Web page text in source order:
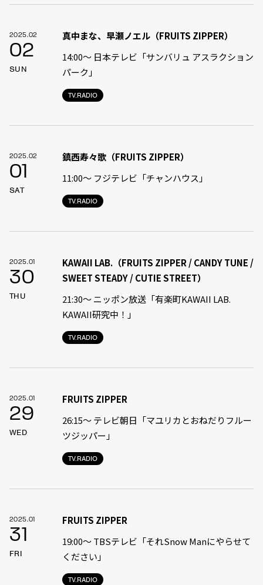
2025.02
02
SUN
TV.RADIO
真中まな、早瀬ノエル（FRUITS ZIPPER）
14:00〜 日本テレビ「サンバリュ アスラクション
パーク」
2025.02
01
SAT
TV.RADIO
鎮西寿々歌（FRUITS ZIPPER）
11:00〜 フジテレビ「チャンハウス」
2025.01
30
THU
TV.RADIO
KAWAII LAB.（FRUITS ZIPPER / CANDY TUNE /
SWEET STEADY / CUTIE STREET）
21:30〜 ニッポン放送「有楽町KAWAII LAB.
KAWAII研究中！」
2025.01
29
WED
TV.RADIO
FRUITS ZIPPER
26:15～ テレビ朝日「マユリカとおねだりフルー
ツジッパー」
2025.01
31
FRI
TV.RADIO
FRUITS ZIPPER
19:00〜 TBSテレビ「それSnow Manにやらせて
ください」